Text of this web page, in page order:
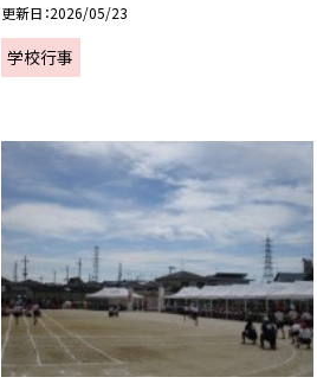
更新日 2026/05/23
学校行事